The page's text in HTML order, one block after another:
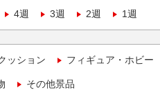
4週 3週 2週 1週
ッション フィギュア・ホビー
その他景品